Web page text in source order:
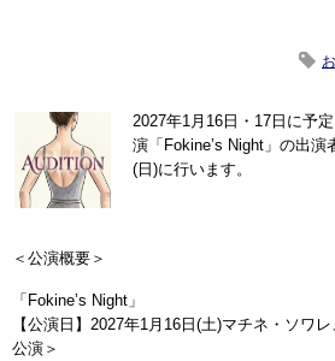
2027年1月16日・17日に予
演「Fokine’s Night」の出演
(日)に行います。
＜公演概要＞
「Fokine’s Night」
【公演日】2027年1月16日(土)マチネ・ソワ
公演＞